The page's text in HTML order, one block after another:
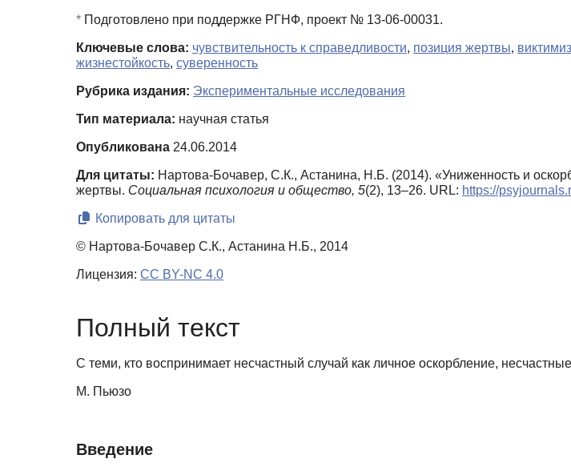
* Подготовлено при поддержке РГНФ, проект № 13-06-00031.
Ключевые слова: чувствительность к справедливости, позиция жертвы,
жизнестойкость, суверенность
Рубрика издания: Экспериментальные исследования
Тип материала: научная статья
Опубликована 24.06.2014
Для цитаты: Нартова-Бочавер, С.К., Астанина, Н.Б. (2014). «Униженность и
жертвы. Социальная психология и общество, 5(2), 13–26. URL: https://
Копировать для цитаты
© Нартова-Бочавер С.К., Астанина Н.Б., 2014
Лицензия: CC BY-NC 4.0
Полный текст
С теми, кто воспринимает несчастный случай как личное оскорбление,
М. Пьюзо
Введение